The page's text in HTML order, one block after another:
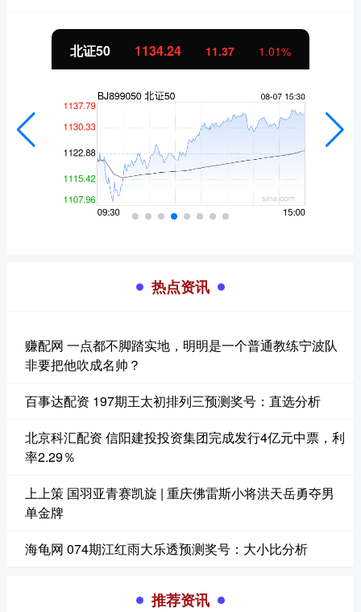
北证50 1134.24 11.37 1.01%
热点资讯
赚配网 一点都不脚踏实地，明明是一个普通教练宁波队
非要把他吹成名帅？
百事达配资 197期王太初排列三预测奖号：直选分析
北京科汇配资 信阳建投投资集团完成发行4亿元中票，利
率2.29％
上上策 国羽亚青赛凯旋 | 重庆佛雷斯小将洪天岳勇夺男
单金牌
海龟网 074期江红雨大乐透预测奖号：大小比分析
推荐资讯